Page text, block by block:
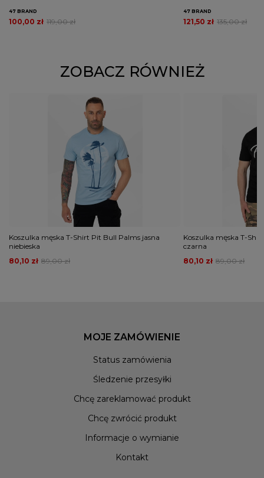
47 BRAND
119,00 zł
100,00 zł
47 BRAND
135,00 zł
121,50 zł
ZOBACZ RÓWNIEŻ
Koszulka męska T-Shirt Pit Bull Palms jasna
niebieska
89,00 zł
80,10 zł
Koszulka męska T-
czarna
89,00 zł
80,10 zł
MOJE ZAMÓWIENIE
Status zamówienia
Śledzenie przesyłki
Chcę zareklamować produkt
Chcę zwrócić produkt
Informacje o wymianie
Kontakt